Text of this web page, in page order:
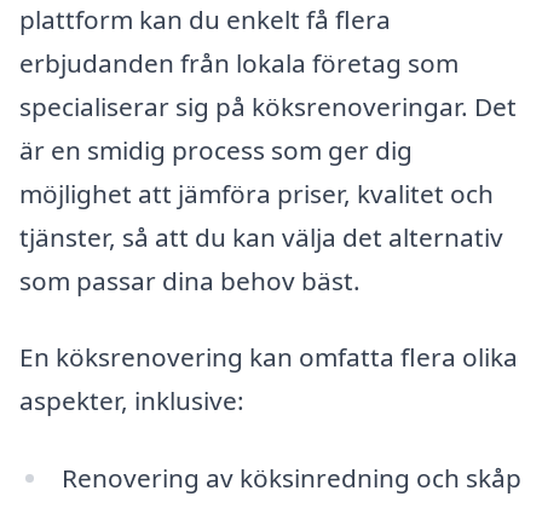
plattform kan du enkelt få flera
erbjudanden från lokala företag som
specialiserar sig på köksrenoveringar. Det
är en smidig process som ger dig
möjlighet att jämföra priser, kvalitet och
tjänster, så att du kan välja det alternativ
som passar dina behov bäst.
En köksrenovering kan omfatta flera olika
aspekter, inklusive:
Renovering av köksinredning och skåp